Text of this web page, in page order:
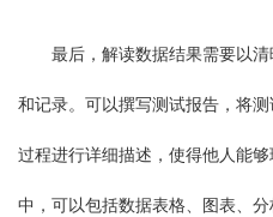
最后，解读数据结果需要以
和记录。可以撰写测试报告，将
过程进行详细描述，使得他人能
中，可以包括数据表格、图表、